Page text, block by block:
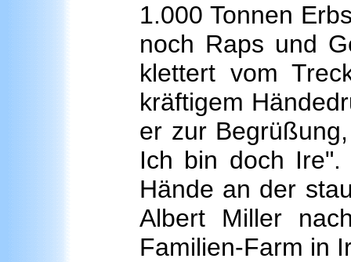
1.000 Tonnen
noch Raps und
klettert vom
kräftigem
er zur
Ich bin doch
Hände an der
Albert Miller
Familien-Farm in